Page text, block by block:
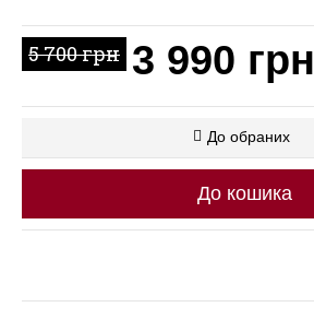
5 700 грн 3 990 грн
До обраних
До кошика